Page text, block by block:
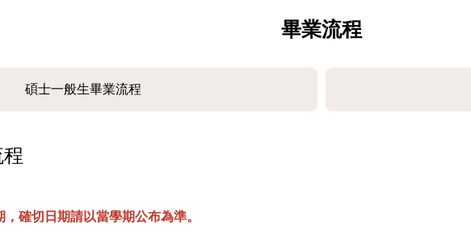
畢業流程
碩士一般生畢業流程
確切日期請以當學期公布為準。